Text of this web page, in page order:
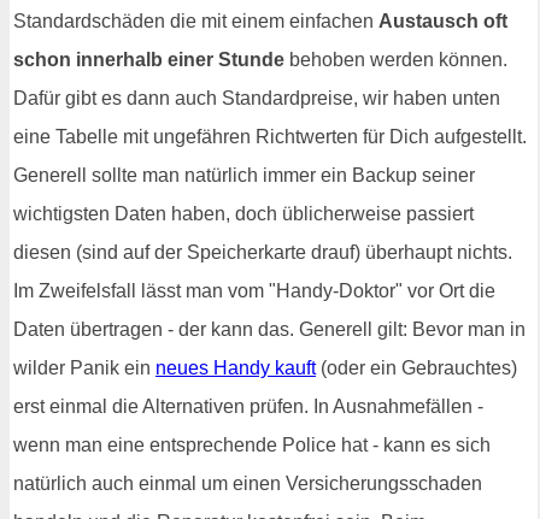
Standardschäden die mit einem einfachen Austausch oft
schon innerhalb einer Stunde behoben werden können.
Dafür gibt es dann auch Standardpreise, wir haben unten
eine Tabelle mit ungefähren Richtwerten für Dich aufgestellt.
Generell sollte man natürlich immer ein Backup seiner
wichtigsten Daten haben, doch üblicherweise passiert
diesen (sind auf der Speicherkarte drauf) überhaupt nichts.
Im Zweifelsfall lässt man vom "Handy-Doktor" vor Ort die
Daten übertragen - der kann das. Generell gilt: Bevor man in
wilder Panik ein neues Handy kauft(oder ein Gebrauchtes)
erst einmal die Alternativen prüfen. In Ausnahmefällen -
wenn man eine entsprechende Police hat - kann es sich
natürlich auch einmal um einen Versicherungsschaden